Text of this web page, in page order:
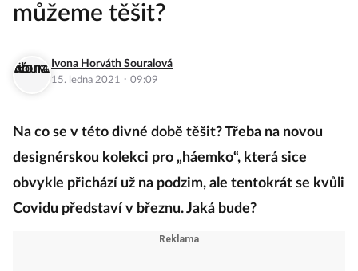
můžeme těšit?
Ivona Horváth Souralová
15. ledna 2021 · 09:09
Na co se v této divné době těšit? Třeba na novou
designérskou kolekci pro „háemko“, která sice
obvykle přichází už na podzim, ale tentokrát se kvůli
Covidu představí v březnu. Jaká bude?